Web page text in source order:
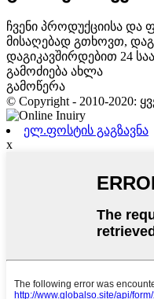
ჩვენი პროდუქციისა და
მისაღებად გთხოვთ,
დაგიკავშირდებით 24
გამოძიება ახლა
გამოწერა
© Copyright - 2010-2020:
ელ.ფოსტის გაგზავნა
x